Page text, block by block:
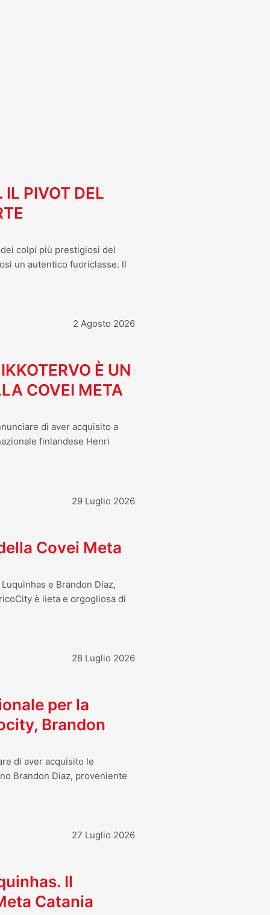
IL PIVOT DEL
colpi più prestigiosi del
un autentico fuoriclasse. Il
2 Agosto 2026
È UN
COVEI META
di aver acquisito a
finlandese Henri
29 Luglio 2026
Covei Meta
e Brandon Diaz,
è lieta e orgogliosa di
28 Luglio 2026
per la
Brandon
di aver acquisito le
Brandon Diaz, proveniente
27 Luglio 2026
Il
Catania